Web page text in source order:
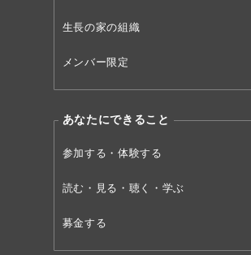
生長の家の組織
メンバー限定
あなたにできること
参加する・体験する
読む・見る・聴く・学ぶ
募金する